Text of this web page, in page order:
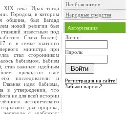
XIX века. Ирак тогда
Городом, в котором
община, был Багдад
новой религии был
известным под
Слава Божия).
г. в семье знатного
министра при
стал сторонником
бабизмом. Бабизм
став важным идейным
прекратил своё
последователи и
идея бабизма,
в утверждении, что
не для всей истории
исторического
два пророка,
Необъяснимое
Народные средства
Авторизация
Логин:
Пароль:
Регистрация на сайте!
Забыли пароль?